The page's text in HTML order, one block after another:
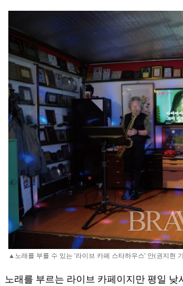
▲노래를 부를 수 있는 '라이브 카페 스타하우스' 안(권지현
노래를 부르는 라이브 카페이지만 평일 낮